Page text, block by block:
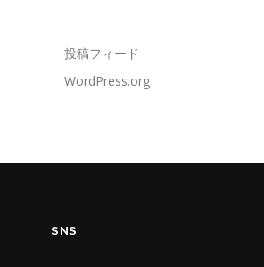
投稿フィード
WordPress.org
SNS